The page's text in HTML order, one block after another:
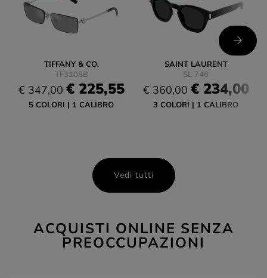
TIFFANY & CO.
TF3108B
€ 347,00 € 225,55
5 COLORI 1 CALIBRO
SAINT LAURENT
SL 746
€ 360,00 € 234,00
3 COLORI 1 CALIBRO
Vedi tutti
ACQUISTI ONLINE SENZA
PREOCCUPAZIONI